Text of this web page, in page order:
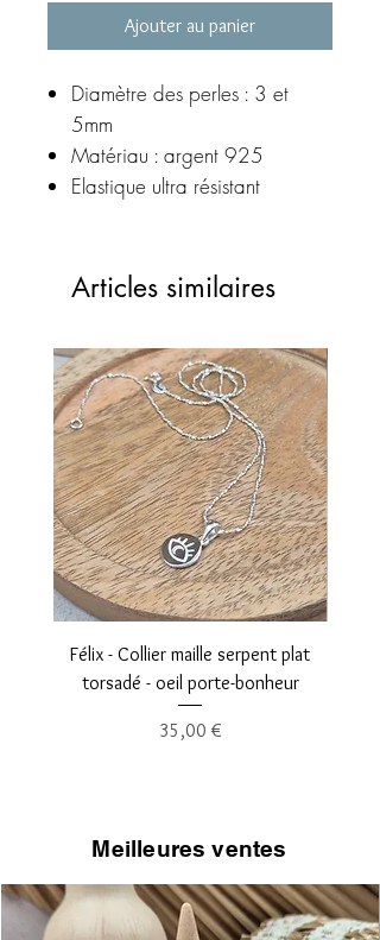
Ajouter au panier
Diamètre des perles : 3 et
5mm
Matériau : argent 925
Elastique ultra résistant
déroulant
Articles similaires
Félix - Collier maille serpent plat
torsadé - oeil porte-bonheur
Prix
35,00 €
Meilleures ventes